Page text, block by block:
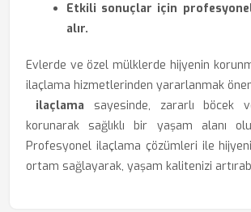
Etkili sonuçlar için
alır.
Evlerde ve özel mülklerde hijyenin
ilaçlama hizmetlerinden yararlanmak
ilaçlama sayesinde, zararlı böcek
korunarak sağlıklı bir yaşam alanı
Profesyonel ilaçlama çözümleri ile
ortam sağlayarak, yaşam kalitenizi